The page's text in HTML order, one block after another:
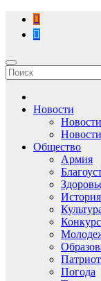
Перейти
содержимому
Новости
Общество
Армия
История
Погода